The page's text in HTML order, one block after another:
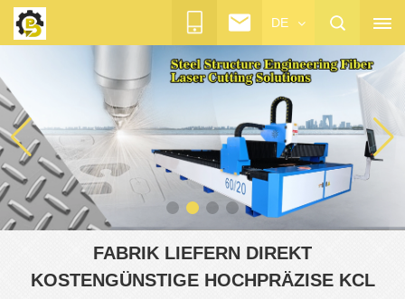
DE
FABRIK LIEFERN DIREKT
KOSTENGÜNSTIGE HOCHPRÄZISE KCL